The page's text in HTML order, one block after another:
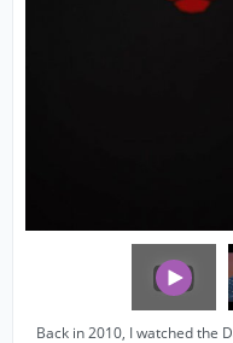
Back in 2010, I watched the